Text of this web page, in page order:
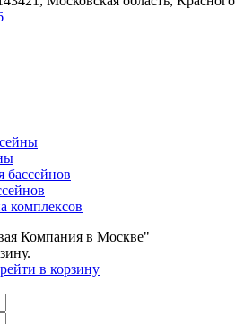
бассейнов
комплексов
Компания в Москве"
в корзину